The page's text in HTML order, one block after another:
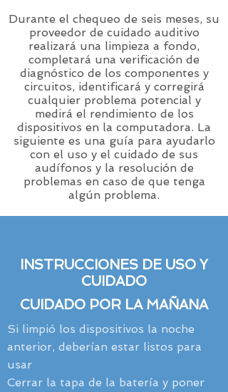
Durante el chequeo de seis meses, su
proveedor de cuidado auditivo
realizará una limpieza a fondo,
completará una verificación de
diagnóstico de los componentes y
circuitos, identificará y corregirá
cualquier problema potencial y
medirá el rendimiento de los
dispositivos en la computadora. La
siguiente es una guía para ayudarlo
con el uso y el cuidado de sus
audífonos y la resolución de
problemas en caso de que tenga
algún problema.
INSTRUCCIONES DE USO Y
CUIDADO
CUIDADO POR LA MAÑANA
Si limpió los dispositivos la noche
anterior, deberían estar listos para
usar
Cerrar la tapa de la batería y poner